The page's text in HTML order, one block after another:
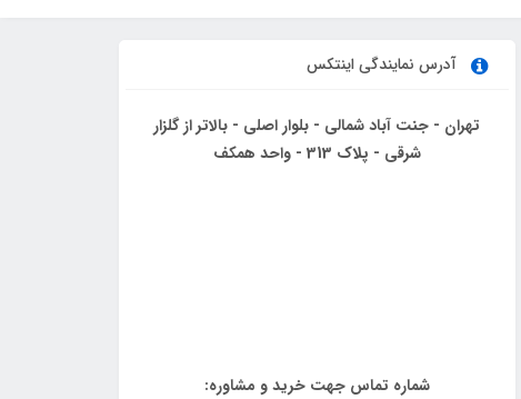
آدرس نمایندگی اینتکس
تهران - جنت آباد شمالی - بلوار اصلی - بالاتر از گلزار
شرقی - پلاک 313 - واحد همکف
شماره تماس جهت خرید و مشاوره: